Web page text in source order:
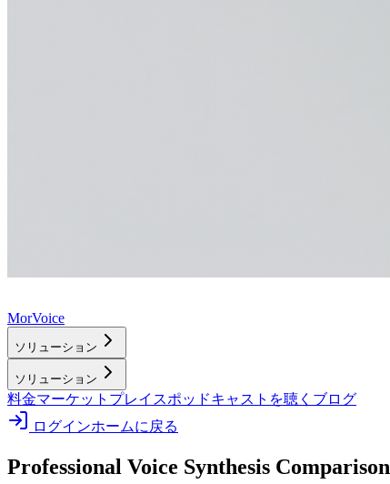
MorVoice
ソリューション
ソリューション
料金マーケットプレイスポッドキャストを聴く ブログ
ログインホームに戻る
Professional Voice Synthesis Comparison